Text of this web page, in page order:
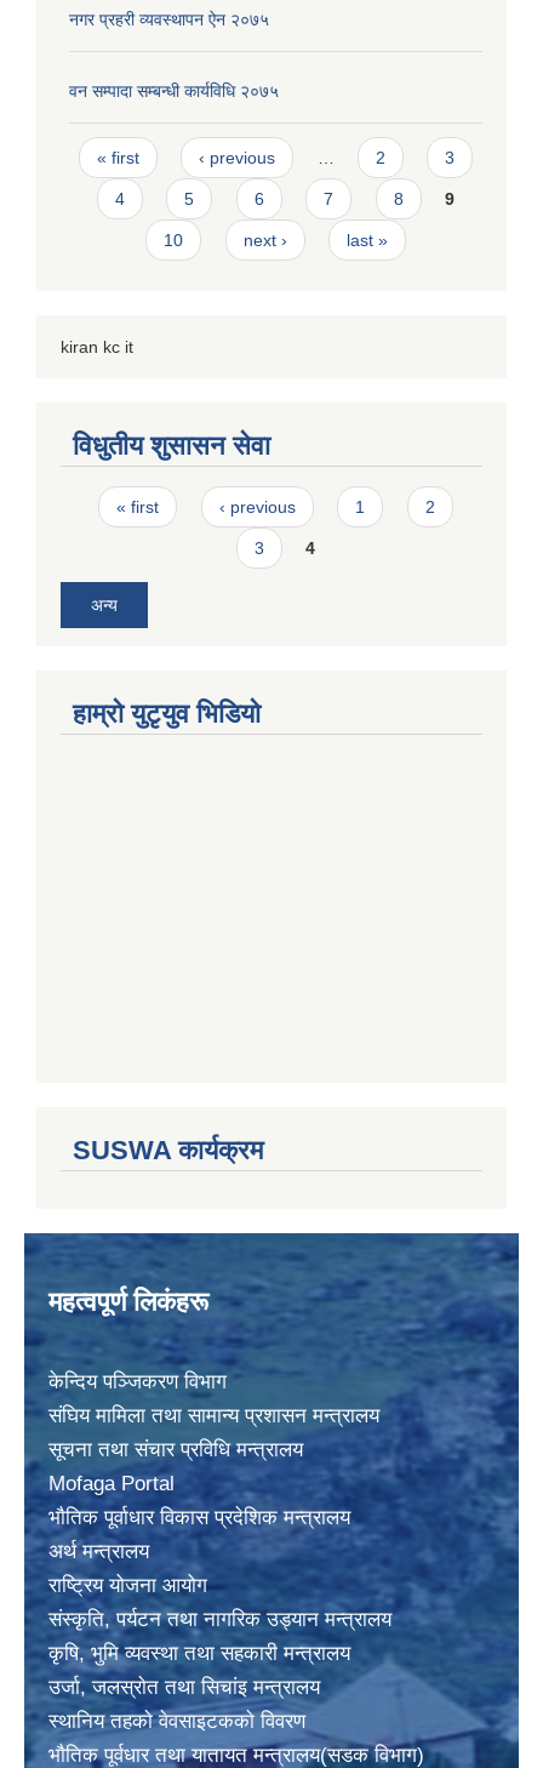
नगर प्रहरी व्यवस्थापन ऐन २०७५
वन सम्पादा सम्बन्धी कार्यविधि २०७५
Pages
« first ‹ previous 2 3
4 5 6 7 8 9
10 next › last »
kiran kc it
विधुतीय शुसासन सेवा
Pages
« first ‹ previous 1 2
3 4
अन्य
हाम्राे युटृयुव भिडियाे
SUSWA कार्यक्रम
महत्वपूर्ण लिकंहरू
केन्दिय पञ्जिकरण विभाग
संघिय मामिला तथा सामान्य प्रशासन मन्त्रालय
सूचना तथा संचार प्रविधि मन्त्रालय
Mofaga Portal
भाैतिक पूर्वाधार विकास प्रदेशिक मन्त्रालय
अर्थ मन्त्रालय
राष्ट्रिय योजना आयोग
संस्कृति, पर्यटन तथा नागरिक उड्यान मन्त्रालय
कृषि, भुमि व्यवस्था तथा सहकारी मन्त्रालय
उर्जा, जलस्राेत तथा सिचांइ मन्त्रालय
स्थानिय तहकाे वेवसाइटककाे विवरण
भाैतिक पूर्वधार तथा यातायत मन्त्रालय(सडक विभाग)